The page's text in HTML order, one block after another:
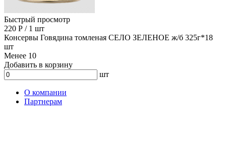
Быстрый просмотр
220 Р / 1 шт
Консервы Говядина томленая СЕЛО ЗЕЛЕНОЕ ж/б 325г*18
шт
Менее 10
Добавить в корзину
шт
О компании
Партнерам